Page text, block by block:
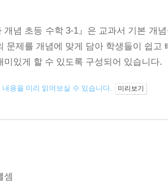
개념 초등 수학 3-1』은 교과서 기본 개
문제를 개념에 맞게 담아 학생들이 쉽
미있게 할 수 있도록 구성되어 있습니다.
내용을 미리 읽어보실 수 있습니다. 미리보기
셈